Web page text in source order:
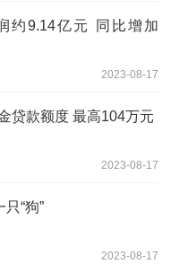
约9.14亿元 同比增加
2023-08-17
贷款额度 最高104万元
2023-08-17
“狗”
2023-08-17